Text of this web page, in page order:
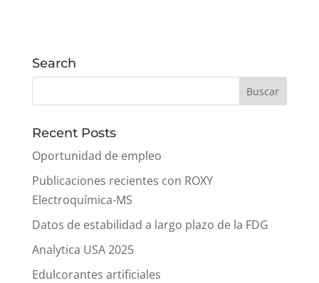
Search
Recent Posts
Oportunidad de empleo
Publicaciones recientes con ROXY
Electroquímica-MS
Datos de estabilidad a largo plazo de la FDG
Analytica USA 2025
Edulcorantes artificiales